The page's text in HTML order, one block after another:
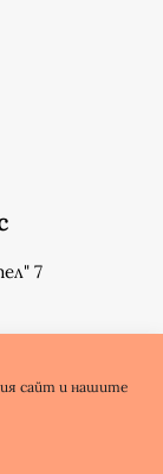
сайт и нашите
7